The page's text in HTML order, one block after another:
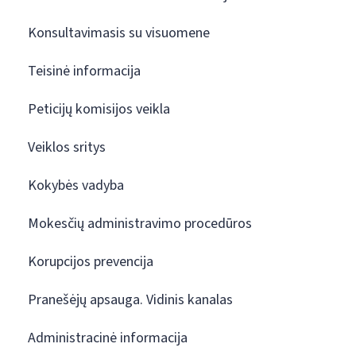
Konsultavimasis su visuomene
Teisinė informacija
Peticijų komisijos veikla
Veiklos sritys
Kokybės vadyba
Mokesčių administravimo procedūros
Korupcijos prevencija
Pranešėjų apsauga. Vidinis kanalas
Administracinė informacija